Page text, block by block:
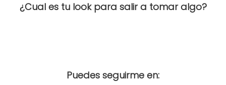
¿Cual es tu look para salir a tomar algo?
Puedes seguirme en: